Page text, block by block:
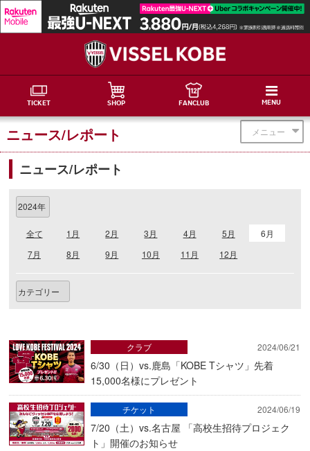
TICKET SHOP FANCLUB MENU
メニュー
ニュース/レポート
ニュース/レポート
全て 1月 2月 3月 4月 5月
6月
7月
8月 9月 10月 11月 12月
2024/06/21
6/30（日）vs.鹿島「KOBE Tシャツ」先着
15,000名様にプレゼント
クラブ
2024/06/19
7/20（土）vs.名古屋 「高校生招待プロジェク
ト」開催のお知らせ
チケット